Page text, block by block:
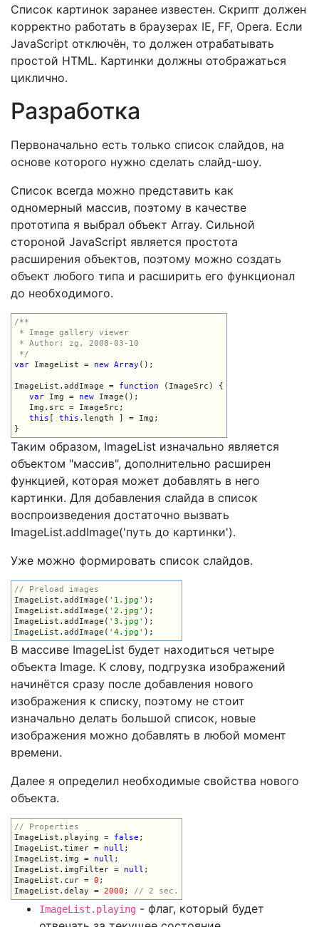
Список картинок заранее известен. Скрипт должен
корректно работать в браузерах IE, FF, Opera. Если
JavaScript отключён, то должен отрабатывать
простой HTML. Картинки должны отображаться
циклично.
Разработка
Первоначально есть только список слайдов, на
основе которого нужно сделать слайд-шоу.
Список всегда можно представить как
одномерный массив, поэтому в качестве
прототипа я выбрал объект Array. Сильной
стороной JavaScript является простота
расширения объектов, поэтому можно создать
объект любого типа и расширить его функционал
до необходимого.
/**
* Image gallery viewer
* Author: zg, 2008-03-10
*/
var ImageList = new Array ();
ImageList.addImage = function (ImageSrc) {
var Img = new Image();
   Img.src = ImageSrc;
this [ this .length ] = Img;
Таким образом, ImageList изначально является
объектом "массив", дополнительно расширен
функцией, которая может добавлять в него
картинки. Для добавления слайда в список
воспроизведения достаточно вызвать
ImageList.addImage('путь до картинки').
Уже можно формировать список слайдов.
// Preload images
ImageList.addImage( '1.jpg' );
ImageList.addImage( '2.jpg' );
ImageList.addImage( '3.jpg' );
ImageList.addImage( '4.jpg' );
В массиве ImageList будет находиться четыре
объекта Image. К слову, подгрузка изображений
начинётся сразу после добавления нового
изображения к списку, поэтому не стоит
изначально делать большой список, новые
изображения можно добавлять в любой момент
времени.
Далее я определил необходимые свойства нового
объекта.
// Properties
ImageList.playing = false ;
ImageList.timer = null ;
ImageList.img = null ;
ImageList.imgFilter = null ;
ImageList.cur = 0 ;
ImageList.delay = 2000 ; // 2 sec.
ImageList.playing - флаг, который будет